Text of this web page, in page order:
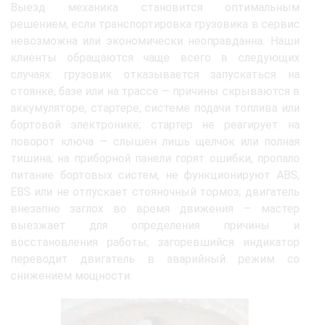
Выезд механика становится оптимальным
решением, если транспортировка грузовика в сервис
невозможна или экономически неоправданна. Наши
клиенты обращаются чаще всего в следующих
случаях: грузовик отказывается запускаться на
стоянке, базе или на трассе — причины скрываются в
аккумуляторе, стартере, системе подачи топлива или
бортовой электронике; стартер не реагирует на
поворот ключа — слышен лишь щелчок или полная
тишина; на приборной панели горят ошибки, пропало
питание бортовых систем, не функционируют ABS,
EBS или не отпускает стояночный тормоз; двигатель
внезапно заглох во время движения — мастер
выезжает для определения причины и
восстановления работы; загоревшийся индикатор
переводит двигатель в аварийный режим со
снижением мощности.